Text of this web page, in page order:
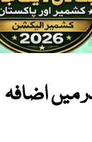
میں اضافہ